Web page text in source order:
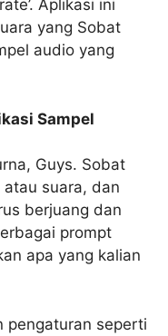
Aplikasi ini
yang Sobat
audio yang
Sampel
Guys. Sobat
suara, dan
berjuang dan
prompt
apa yang kalian
pengaturan seperti